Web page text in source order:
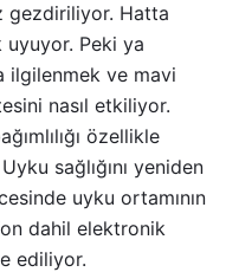
gezdiriliyor. Hatta
uyuyor. Peki ya
ilgilenmek ve mavi
nasıl etkiliyor.
özellikle
sağlığını yeniden
uyku ortamının
dahil elektronik
ediliyor.